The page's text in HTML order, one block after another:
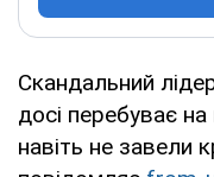
Скандальний
досі перебуває
навіть не завели